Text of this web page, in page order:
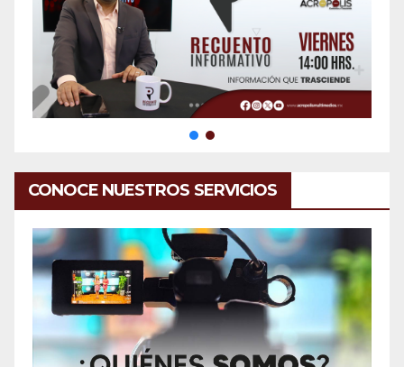
CONOCE NUESTROS SERVICIOS